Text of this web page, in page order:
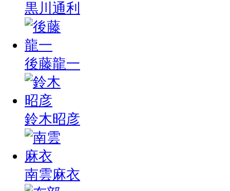
黒川通利
後藤龍一
鈴木昭彦
南雲麻衣